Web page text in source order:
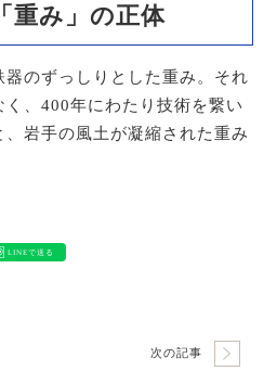
重み」の正体
のずっしりとした重み。それ
、400年にわたり技術を繋い
岩手の風土が凝縮された重み
LINEで送る
次の記事